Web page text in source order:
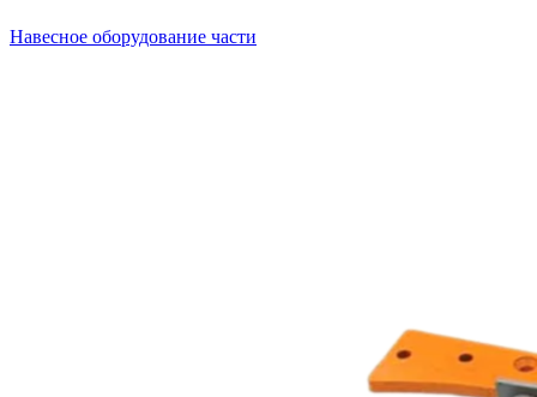
Навесное оборудование части